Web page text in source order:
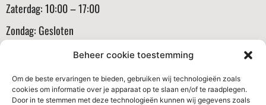
Beheer cookie toestemming
Om de beste ervaringen te bieden, gebruiken wij technologieën zoals
cookies om informatie over je apparaat op te slaan en/of te raadplegen.
Door in te stemmen met deze technologieën kunnen wij gegevens zoals
Zaterdag: 10:00 – 17:00
Zondag: Gesloten
Klantenservice
Algemene voorwaarden